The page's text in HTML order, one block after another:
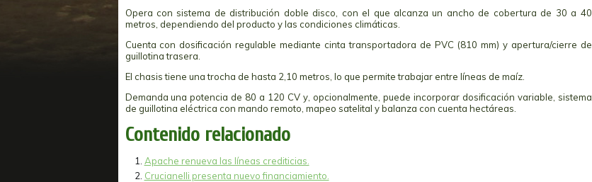
Opera con sistema de distribución doble disco, con el que alcanza un ancho de cobertura de 30 a 40
metros, dependiendo del producto y las condiciones climáticas.
Cuenta con dosificación regulable mediante cinta transportadora de PVC (810 mm) y apertura/cierre de
guillotina trasera.
El chasis tiene una trocha de hasta 2,10 metros, lo que permite trabajar entre líneas de maíz.
Demanda una potencia de 80 a 120 CV y, opcionalmente, puede incorporar dosificación variable, sistema
de guillotina eléctrica con mando remoto, mapeo satelital y balanza con cuenta hectáreas.
Contenido relacionado
Apache renueva las líneas crediticias.
Crucianelli presenta nuevo financiamiento.